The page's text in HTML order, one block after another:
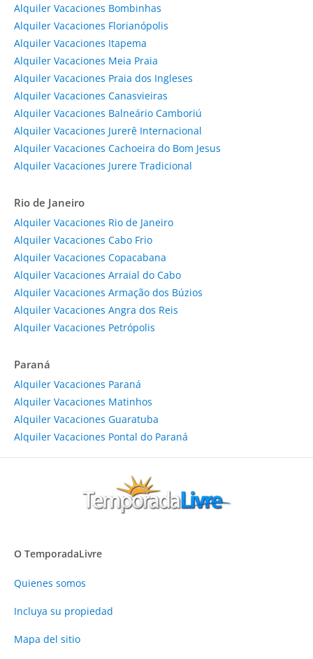
Alquiler Vacaciones Bombinhas
Alquiler Vacaciones Florianópolis
Alquiler Vacaciones Itapema
Alquiler Vacaciones Meia Praia
Alquiler Vacaciones Praia dos Ingleses
Alquiler Vacaciones Canasvieiras
Alquiler Vacaciones Balneário Camboriú
Alquiler Vacaciones Jurerê Internacional
Alquiler Vacaciones Cachoeira do Bom Jesus
Alquiler Vacaciones Jurere Tradicional
Rio de Janeiro
Alquiler Vacaciones Rio de Janeiro
Alquiler Vacaciones Cabo Frio
Alquiler Vacaciones Copacabana
Alquiler Vacaciones Arraial do Cabo
Alquiler Vacaciones Armação dos Búzios
Alquiler Vacaciones Angra dos Reis
Alquiler Vacaciones Petrópolis
Paraná
Alquiler Vacaciones Paraná
Alquiler Vacaciones Matinhos
Alquiler Vacaciones Guaratuba
Alquiler Vacaciones Pontal do Paraná
O TemporadaLivre
Quienes somos
Incluya su propiedad
Mapa del sitio